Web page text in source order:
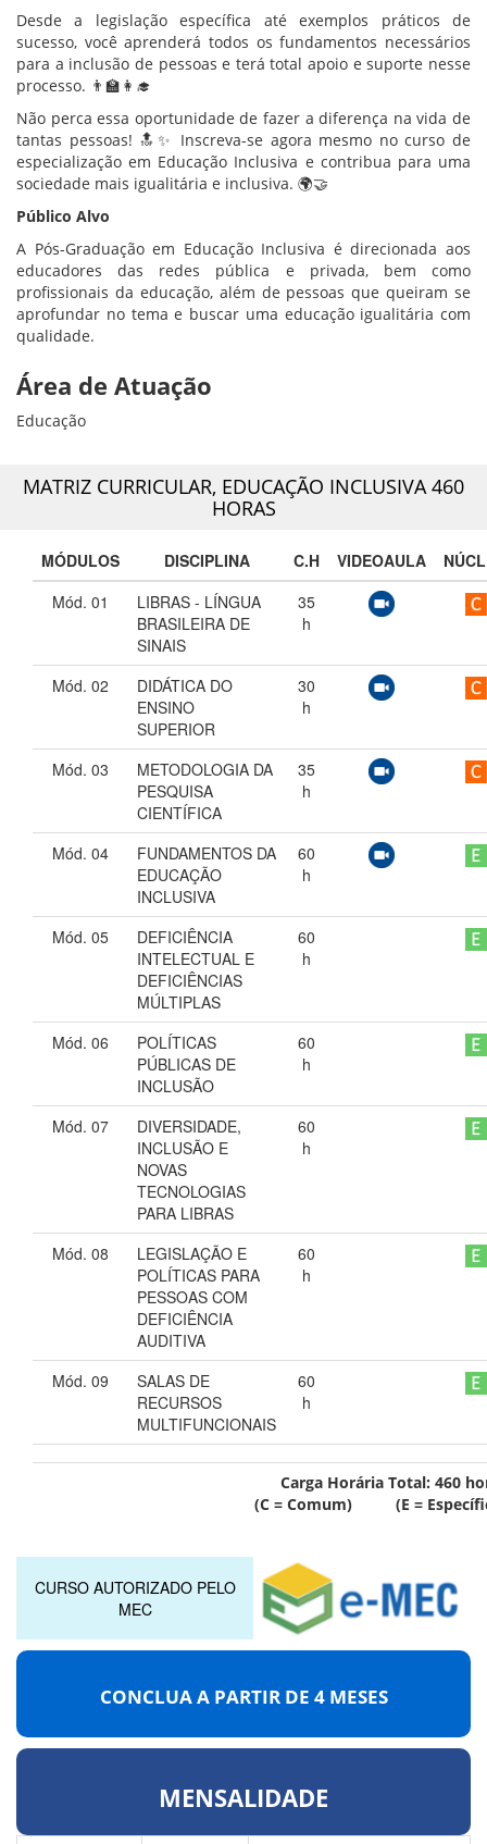
Desde a legislação específica até exemplos práticos de
sucesso, você aprenderá todos os fundamentos necessários
para a inclusão de pessoas e terá total apoio e suporte nesse
processo. 👨‍🏫👩‍🎓
Não perca essa oportunidade de fazer a diferença na vida de
tantas pessoas! 🔝✨ Inscreva-se agora mesmo no curso de
especialização em Educação Inclusiva e contribua para uma
sociedade mais igualitária e inclusiva. 🌍🤝
Público Alvo
A Pós-Graduação em Educação Inclusiva é direcionada aos
educadores das redes pública e privada, bem como
profissionais da educação, além de pessoas que queiram se
aprofundar no tema e buscar uma educação igualitária com
qualidade.
Área de Atuação
Educação
MATRIZ CURRICULAR, EDUCAÇÃO INCLUSIVA 460
HORAS
MÓDULOS DISCIPLINA C.H VIDEOAULA
Mód. 01
LIBRAS - LÍNGUA
BRASILEIRA DE
SINAIS
35
h
Mód. 02
DIDÁTICA DO
ENSINO
SUPERIOR
30
h
Mód. 03
METODOLOGIA DA
PESQUISA
CIENTÍFICA
35
h
Mód. 04
FUNDAMENTOS DA
EDUCAÇÃO
INCLUSIVA
60
h
Mód. 05
DEFICIÊNCIA
INTELECTUAL E
DEFICIÊNCIAS
MÚLTIPLAS
60
h
Mód. 06
POLÍTICAS
PÚBLICAS DE
INCLUSÃO
60
h
Mód. 07
DIVERSIDADE,
INCLUSÃO E
NOVAS
TECNOLOGIAS
PARA LIBRAS
60
h
Mód. 08
LEGISLAÇÃO E
POLÍTICAS PARA
PESSOAS COM
DEFICIÊNCIA
AUDITIVA
60
h
Mód. 09
SALAS DE
RECURSOS
MULTIFUNCIONAIS
60
h
Carga Horária Total: 460
(C = Comum) (E =
CURSO AUTORIZADO PELO
MEC
CONCLUA A PARTIR DE 4 MESES
MENSALIDADE